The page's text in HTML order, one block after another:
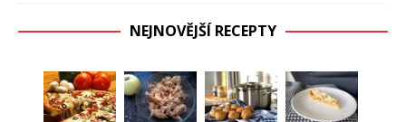
NEJNOVĚJŠÍ RECEPTY